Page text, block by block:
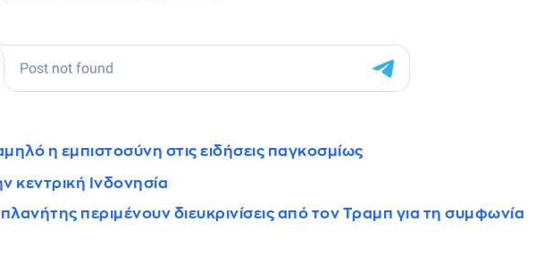
η εμπιστοσύνη στις ειδήσεις παγκοσμίως
κεντρική Ινδονησία
πλανήτης περιμένουν διευκρινίσεις από τον Τραμπ για τη συμφωνία